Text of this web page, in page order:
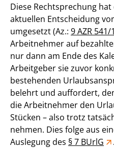
Diese Rechtsprechung
aktuellen Entscheidung
umgesetzt (Az.: 9 AZR 541/
Arbeitnehmer auf
nur dann am Ende des
Arbeitgeber sie zuvor
bestehenden
belehrt und auffordert,
die Arbeitnehmer den
Stücken – also trotz
nehmen. Dies folge aus
Auslegung des § 7 BUrlG .